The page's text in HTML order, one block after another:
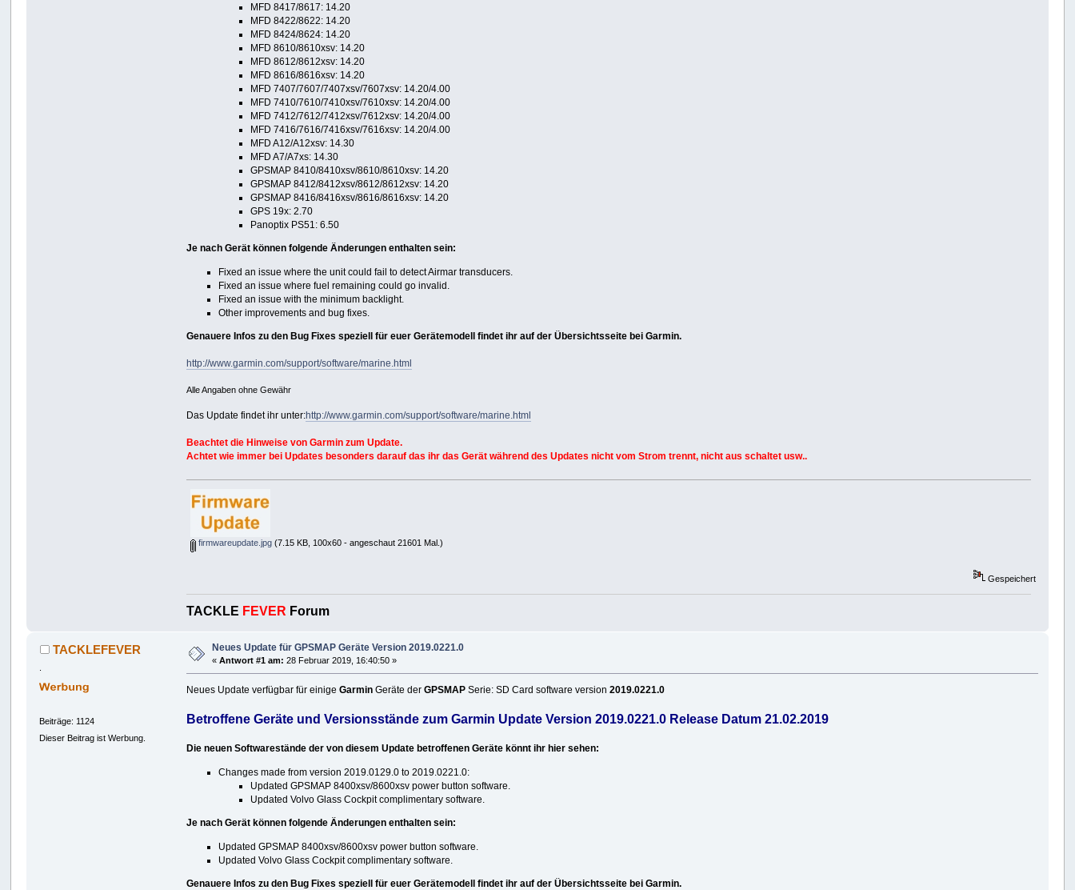
MFD 8417/8617: 14.20
MFD 8422/8622: 14.20
MFD 8424/8624: 14.20
MFD 8610/8610xsv: 14.20
MFD 8612/8612xsv: 14.20
MFD 8616/8616xsv: 14.20
MFD 7407/7607/7407xsv/7607xsv: 14.20/4.00
MFD 7410/7610/7410xsv/7610xsv: 14.20/4.00
MFD 7412/7612/7412xsv/7612xsv: 14.20/4.00
MFD 7416/7616/7416xsv/7616xsv: 14.20/4.00
MFD A12/A12xsv: 14.30
MFD A7/A7xs: 14.30
GPSMAP 8410/8410xsv/8610/8610xsv: 14.20
GPSMAP 8412/8412xsv/8612/8612xsv: 14.20
GPSMAP 8416/8416xsv/8616/8616xsv: 14.20
GPS 19x: 2.70
Panoptix PS51: 6.50
Je nach Gerät können folgende Änderungen enthalten sein:
Fixed an issue where the unit could fail to detect Airmar transducers.
Fixed an issue where fuel remaining could go invalid.
Fixed an issue with the minimum backlight.
Other improvements and bug fixes.
Genauere Infos zu den Bug Fixes speziell für euer Gerätemodell findet ihr auf der Übersichtsseite bei Garmin.
http://www.garmin.com/support/software/marine.html
Alle Angaben ohne Gewähr
Das Update findet ihr unter:http://www.garmin.com/support/software/marine.html
Beachtet die Hinweise von Garmin zum Update.
Achtet wie immer bei Updates besonders darauf das ihr das Gerät während des Updates nicht vom Strom trennt, nicht aus schaltet usw..
firmwareupdate.jpg (7.15 KB, 100x60 - angeschaut 21601 Mal.)
Gespeichert
TACKLE FEVER Forum
TACKLEFEVER
Beiträge: 1124
Dieser Beitrag ist Werbung.
Neues Update für GPSMAP Geräte Version 2019.0221.0
«Antwort #1 am: 28 Februar 2019, 16:40:50 »
Neues Update verfügbar für einigeGarmin Geräte derGPSMAPSerie: SD Card software version2019.0221.0
Betroffene Geräte und Versionsstände zum Garmin Update Version 2019.0221.0 Release Datum 21.02.2019
Die neuen Softwarestände der von diesem Update betroffenen Geräte könnt ihr hier sehen:
Changes made from version 2019.0129.0 to 2019.0221.0:
Updated GPSMAP 8400xsv/8600xsv power button software.
Updated Volvo Glass Cockpit complimentary software.
Je nach Gerät können folgende Änderungen enthalten sein:
Updated GPSMAP 8400xsv/8600xsv power button software.
Updated Volvo Glass Cockpit complimentary software.
Genauere Infos zu den Bug Fixes speziell für euer Gerätemodell findet ihr auf der Übersichtsseite bei Garmin.